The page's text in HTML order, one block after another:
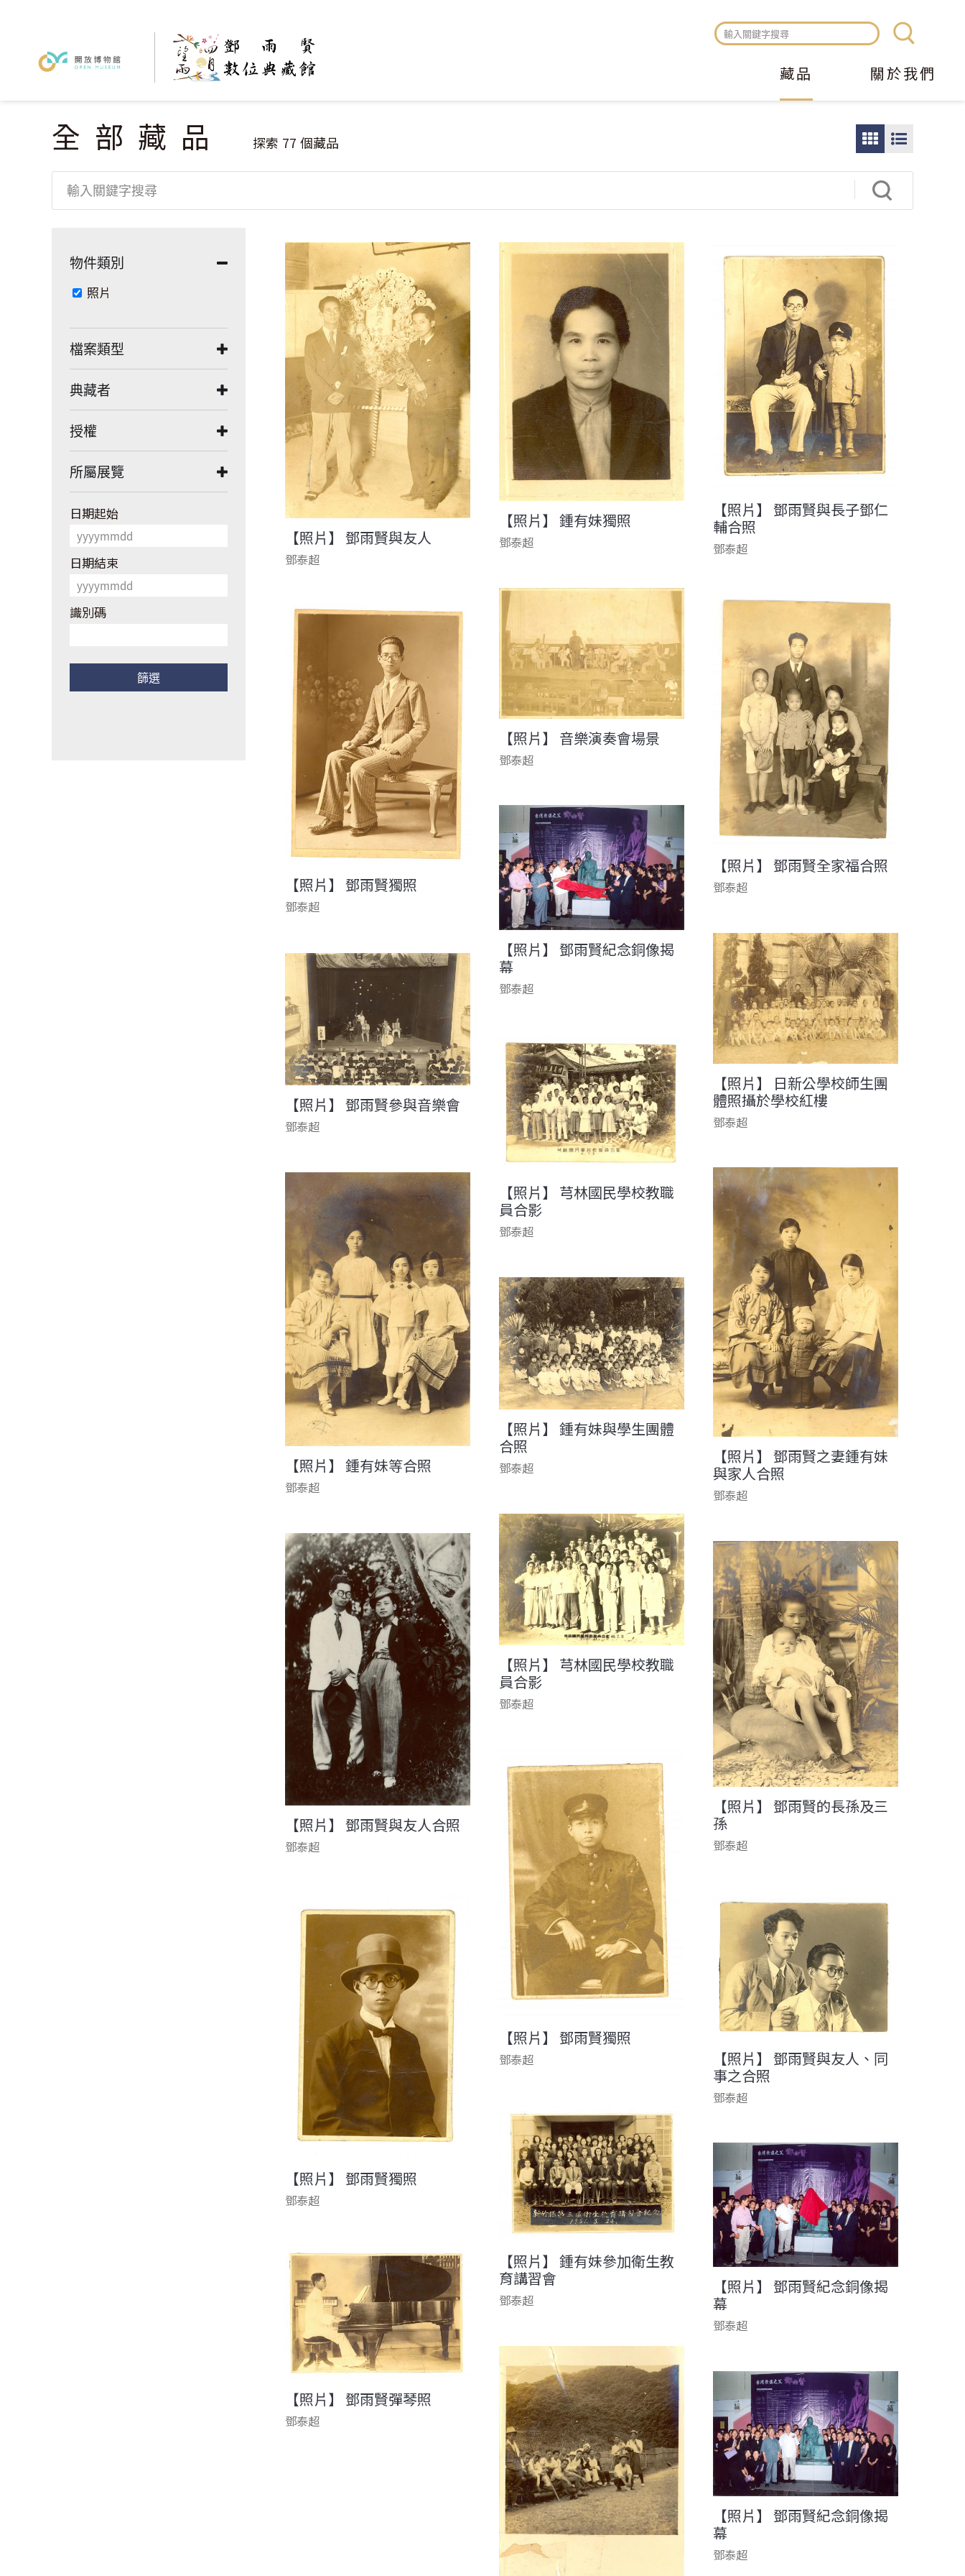
藏品 關於我們
您在這裡
全部藏品 探索 77 個藏品
圖
片
覽
式
圖
文
【照片】 鄧雨賢與友人
鄧泰超
【照片】 鍾有妹獨照
鄧泰超
【照片】 鄧雨賢與長子鄧仁
輔合照
鄧泰超
【照片】 音樂演奏會場景
鄧泰超
【照片】 鄧雨賢全家福合照
鄧泰超
【照片】 鄧雨賢獨照
鄧泰超
【照片】 鄧雨賢紀念銅像揭
幕
鄧泰超
【照片】 日新公學校師生團
體照攝於學校紅樓
鄧泰超
【照片】 鄧雨賢參與音樂會
鄧泰超
【照片】 芎林國民學校教職
員合影
鄧泰超
【照片】 鄧雨賢之妻鍾有妹
與家人合照
鄧泰超
【照片】 鍾有妹等合照
鄧泰超
【照片】 鍾有妹與學生團體
合照
鄧泰超
【照片】 芎林國民學校教職
員合影
鄧泰超
【照片】 鄧雨賢與友人合照
鄧泰超
【照片】 鄧雨賢的長孫及三
孫
鄧泰超
【照片】 鄧雨賢獨照
鄧泰超
【照片】 鄧雨賢與友人、同
事之合照
鄧泰超
【照片】 鄧雨賢獨照
鄧泰超
【照片】 鍾有妹參加衛生教
育講習會
鄧泰超
【照片】 鄧雨賢紀念銅像揭
幕
鄧泰超
【照片】 鄧雨賢彈琴照
鄧泰超
【照片】 鄧雨賢紀念銅像揭
幕
鄧泰超
物件類別
Remove 照片 filter
照片
檔案類型
典藏者
授權
所屬展覽
日期起始
日期結束
識別碼